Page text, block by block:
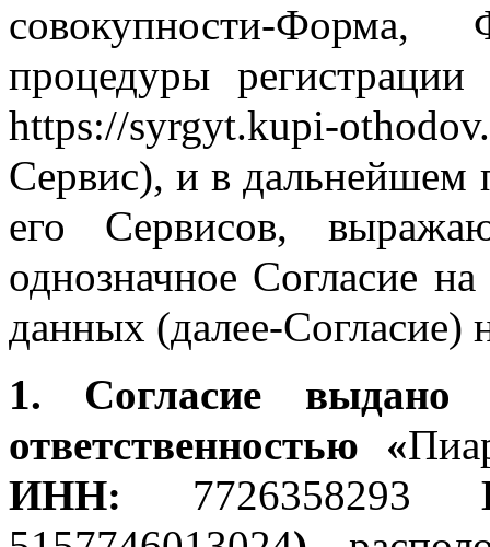
совокупности-
процедуры
https://syrgyt.kupi-
Сервис), и в дальнейшем
его Сервисов,
однозначное Согласие
данных (далее-
1. Согласие выдано
ответственностью «
ИНН: 7726358293